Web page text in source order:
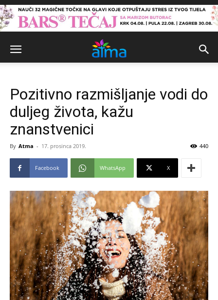
Pozitivno razmišljanje vodi do
duljeg života, kažu
znanstvenici
By Atma - 17. prosinca 2019. 440
Facebook WhatsApp X